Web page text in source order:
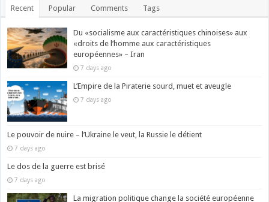
Recent Popular Comments Tags
Du «socialisme aux caractéristiques chinoises» aux
«droits de l’homme aux caractéristiques
européennes» – Iran
7 days ago
L’Empire de la Piraterie sourd, muet et aveugle
7 days ago
Le pouvoir de nuire – l’Ukraine le veut, la Russie le détient
7 days ago
Le dos de la guerre est brisé
7 days ago
La migration politique change la société européenne